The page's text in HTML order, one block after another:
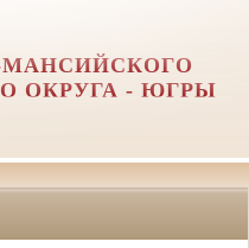
ОКРУГА - ЮГРЫ